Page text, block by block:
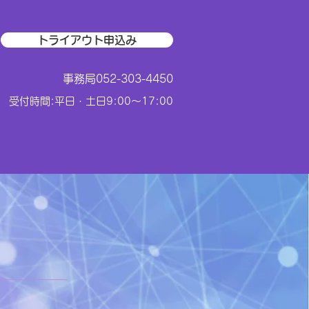
トライアウト申込み
​事務局052-303-4450
受付時間:平日・土日9:00〜17:00